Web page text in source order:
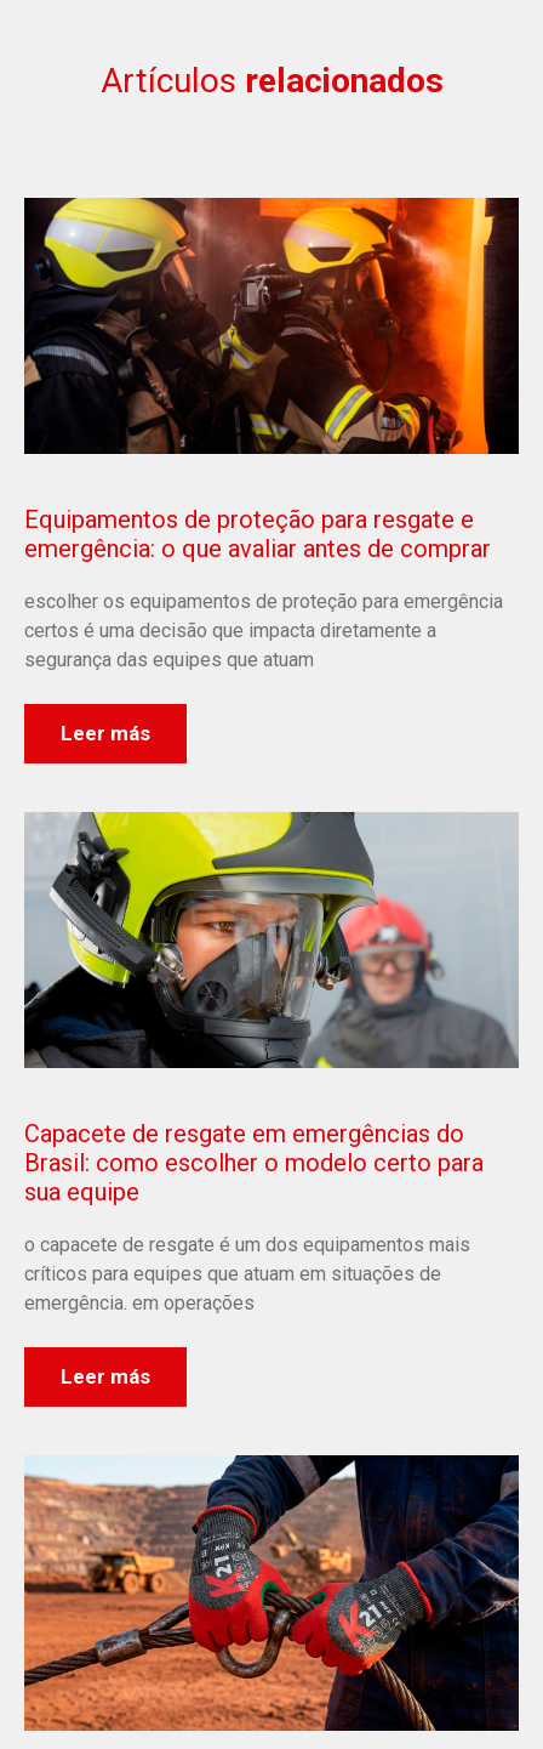
Artículos relacionados
Equipamentos de proteção para resgate e
emergência: o que avaliar antes de comprar
escolher os equipamentos de proteção para emergência
certos é uma decisão que impacta diretamente a
segurança das equipes que atuam
Leer más
Capacete de resgate em emergências do
Brasil: como escolher o modelo certo para
sua equipe
o capacete de resgate é um dos equipamentos mais
críticos para equipes que atuam em situações de
emergência. em operações
Leer más